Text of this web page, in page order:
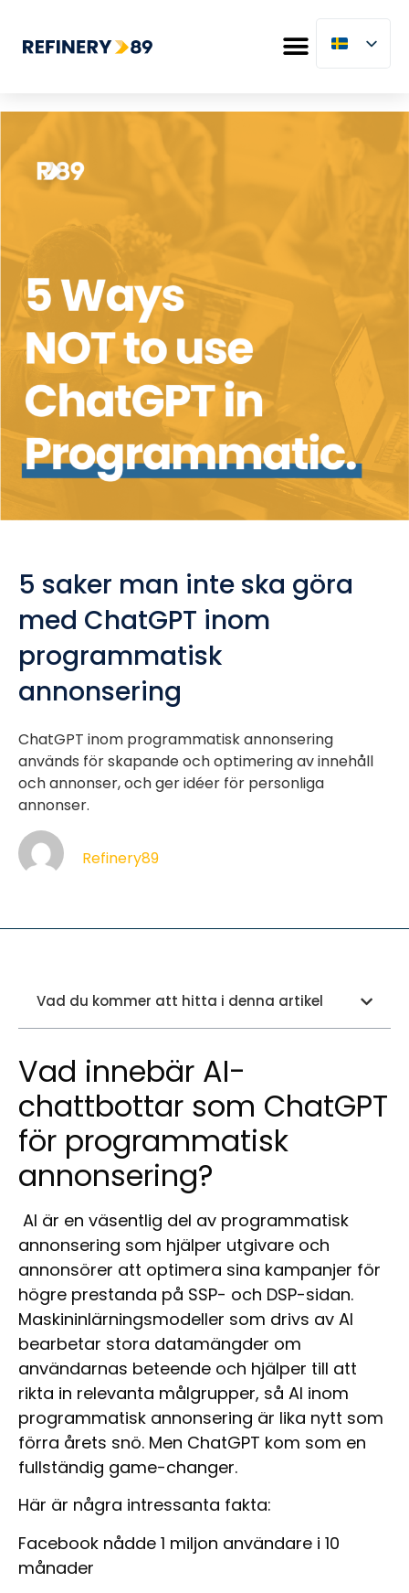
5 saker man inte ska göra
med ChatGPT inom
programmatisk
annonsering
ChatGPT inom programmatisk annonsering
används för skapande och optimering av innehåll
och annonser, och ger idéer för personliga
annonser.
Refinery89
Vad du kommer att hitta i denna artikel
Vad innebär AI-
chattbottar som ChatGPT
för programmatisk
annonsering?
AI är en väsentlig del av programmatisk
annonsering som hjälper utgivare och
annonsörer att optimera sina kampanjer för
högre prestanda på SSP- och DSP-sidan.
Maskininlärningsmodeller som drivs av AI
bearbetar stora datamängder om
användarnas beteende och hjälper till att
rikta in relevanta målgrupper, så AI inom
programmatisk annonsering är lika nytt som
förra årets snö. Men ChatGPT kom som en
fullständig game-changer.
Här är några intressanta fakta:
Facebook nådde 1 miljon användare i 10
månader